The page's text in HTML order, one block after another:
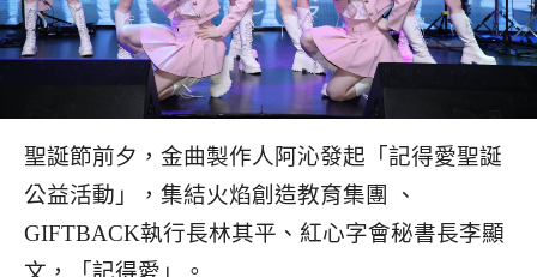
聖誕節前夕，金曲製作人阿沁發起「記得愛聖誕
公益活動」，集結火焰創造教育集團 、
GIFTBACK執行長林其平、紅心字會秘書長李顯
文，「記得愛」。